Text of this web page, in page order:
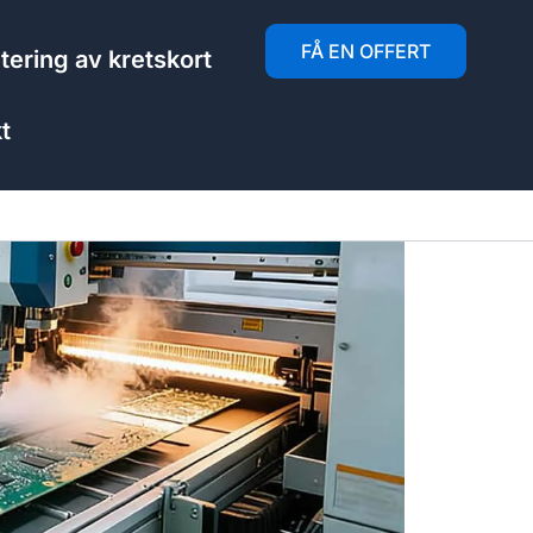
av kretskort FÅ EN OFFERT